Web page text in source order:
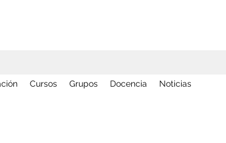
Cursos Grupos Docencia Noticias